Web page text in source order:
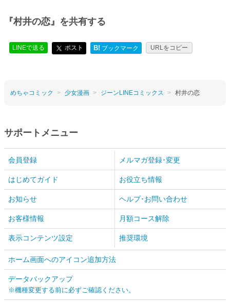
『村井の恋』を共有する
LINEで送る ポスト B! ブックマーク URLをコピー
めちゃコミック 少女漫画 ジーンLINEコミックス 村井の恋
サポートメニュー
会員登録 メルマガ登録･変更
はじめてガイド お役立ち情報
お知らせ ヘルプ･お問い合わせ
お客様情報 月額コース解除
表示コンテンツ設定 推奨環境
ホーム画面へのアイコン追加方法
データバックアップ
※機種変更する前に必ずご確認ください。